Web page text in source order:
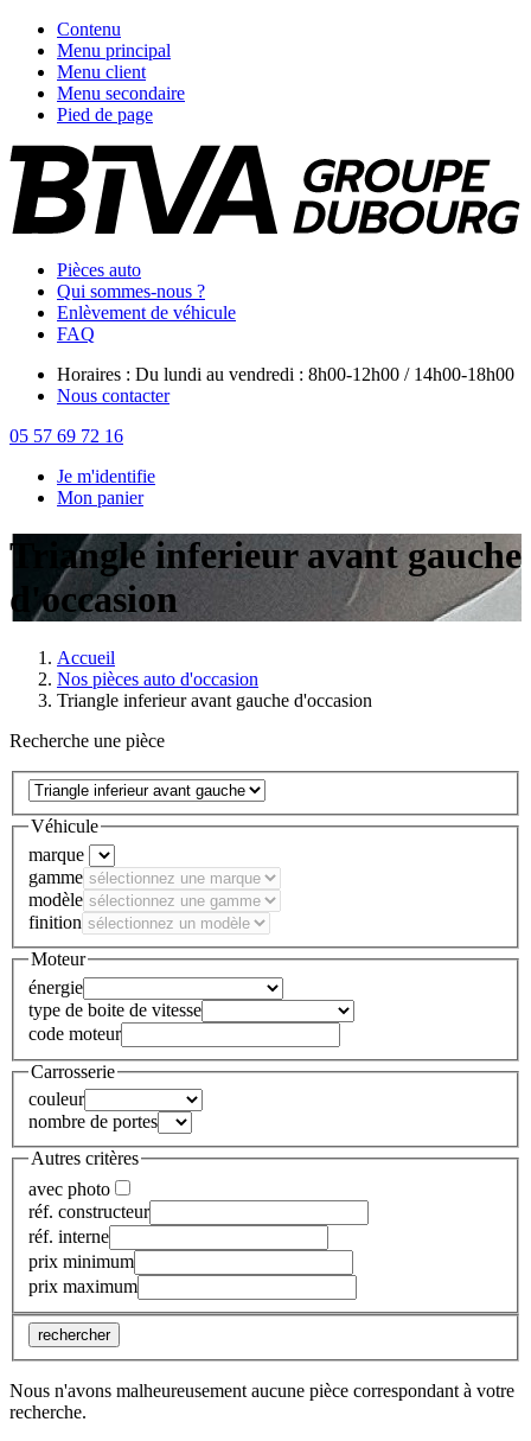
Contenu
Menu principal
Menu client
Menu secondaire
Pied de page
Pièces auto
Qui sommes-nous ?
Enlèvement de véhicule
FAQ
Horaires : Du lundi au vendredi : 8h00-12h00 / 14h00-18h00
Nous contacter
05 57 69 72 16
Je m'identifie
Mon panier
Triangle inferieur avant gauche
d'occasion
Accueil
Nos pièces auto d'occasion
Triangle inferieur avant gauche d'occasion
Recherche une pièce
Véhicule
marque
gamme
modèle
finition
Moteur
énergie
type de boite de vitesse
code moteur
Carrosserie
couleur
nombre de portes
Autres critères
avec photo
réf. constructeur
réf. interne
prix minimum
prix maximum
rechercher
Nous n'avons malheureusement aucune pièce correspondant à votre
recherche.